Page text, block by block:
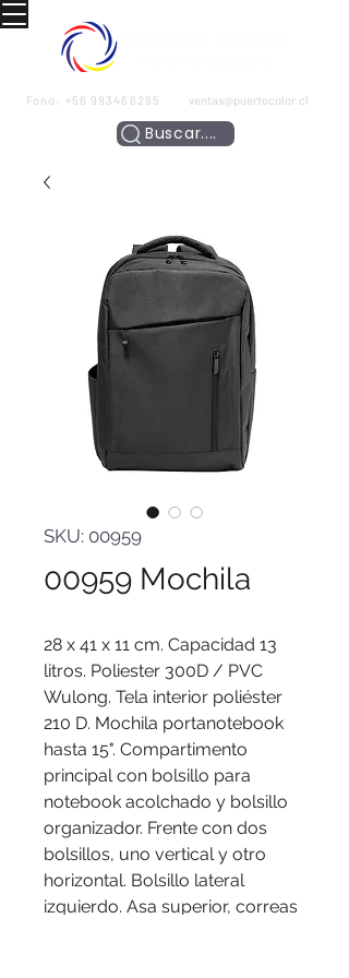
Fono: +56 993466295 ventas@puertocolor.cl
Buscar....
SKU: 00959
00959 Mochila
28 x 41 x 11 cm. Capacidad 13
litros. Poliester 300D / PVC
Wulong. Tela interior poliéster
210 D. Mochila portanotebook
hasta 15". Compartimento
principal con bolsillo para
notebook acolchado y bolsillo
organizador. Frente con dos
bolsillos, uno vertical y otro
horizontal. Bolsillo lateral
izquierdo. Asa superior, correas